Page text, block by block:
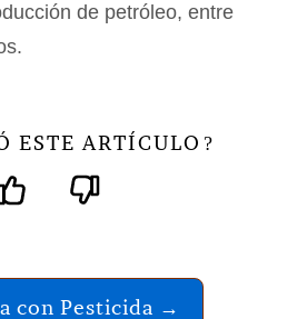
de petróleo, entre
ESTE ARTÍCULO ?
con Pesticida →